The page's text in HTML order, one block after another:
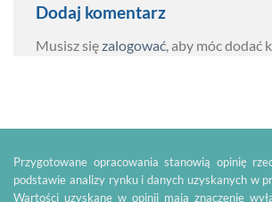
Dodaj komentarz
Musisz sięzalogować, aby móc dodać
Przygotowane opracowania stanowią opinię
podstawie analizy rynku i danych uzyskanych w
Wartości uzyskane w opinii mają znaczenie